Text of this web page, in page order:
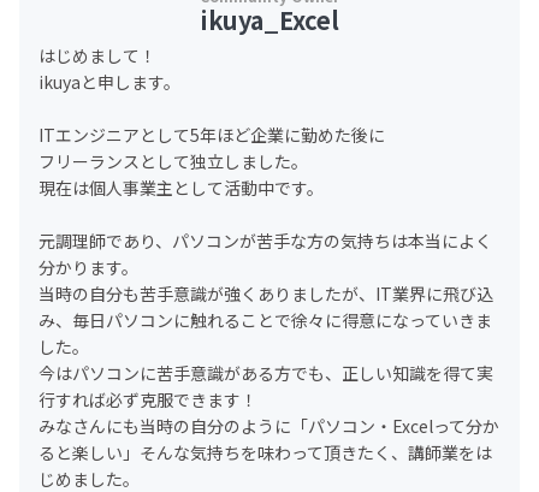
ikuya_Excel
はじめまして！
ikuyaと申します。
ITエンジニアとして5年ほど企業に勤めた後に
フリーランスとして独立しました。
現在は個人事業主として活動中です。
元調理師であり、パソコンが苦手な方の気持ちは本当によく
分かります。
当時の自分も苦手意識が強くありましたが、IT業界に飛び込
み、毎日パソコンに触れることで徐々に得意になっていきま
した。
今はパソコンに苦手意識がある方でも、正しい知識を得て実
行すれば必ず克服できます！
みなさんにも当時の自分のように「パソコン・Excelって分か
ると楽しい」そんな気持ちを味わって頂きたく、講師業をは
じめました。